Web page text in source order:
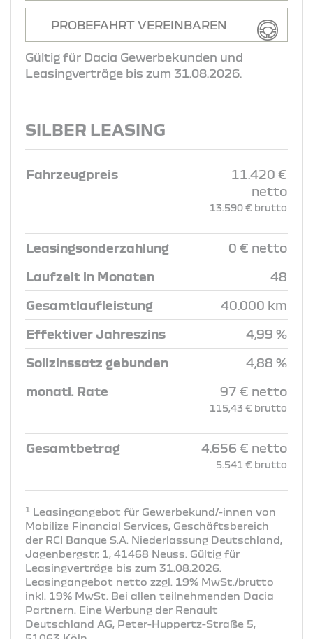
PROBEFAHRT VEREINBAREN
Gültig für Dacia Gewerbekunden und
Leasingverträge bis zum 31.08.2026.
SILBER LEASING
Fahrzeugpreis
11.420 €
netto
13.590 € brutto
Leasingsonderzahlung 0 € netto
Laufzeit in Monaten 48
Gesamtlaufleistung 40.000 km
Effektiver Jahreszins 4,99 %
Sollzinssatz gebunden 4,88 %
monatl. Rate 97 € netto
115,43 € brutto
Gesamtbetrag 4.656 € netto
5.541 € brutto
1 Leasingangebot für Gewerbekund/-innen von
Mobilize Financial Services, Geschäftsbereich
der RCI Banque S.A. Niederlassung Deutschland,
Jagenbergstr. 1, 41468 Neuss. Gültig für
Leasingverträge bis zum 31.08.2026.
Leasingangebot netto zzgl. 19% MwSt./brutto
inkl. 19% MwSt. Bei allen teilnehmenden Dacia
Partnern. Eine Werbung der Renault
Deutschland AG, Peter-Huppertz-Straße 5,